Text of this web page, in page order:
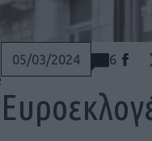
05/03/2024 6